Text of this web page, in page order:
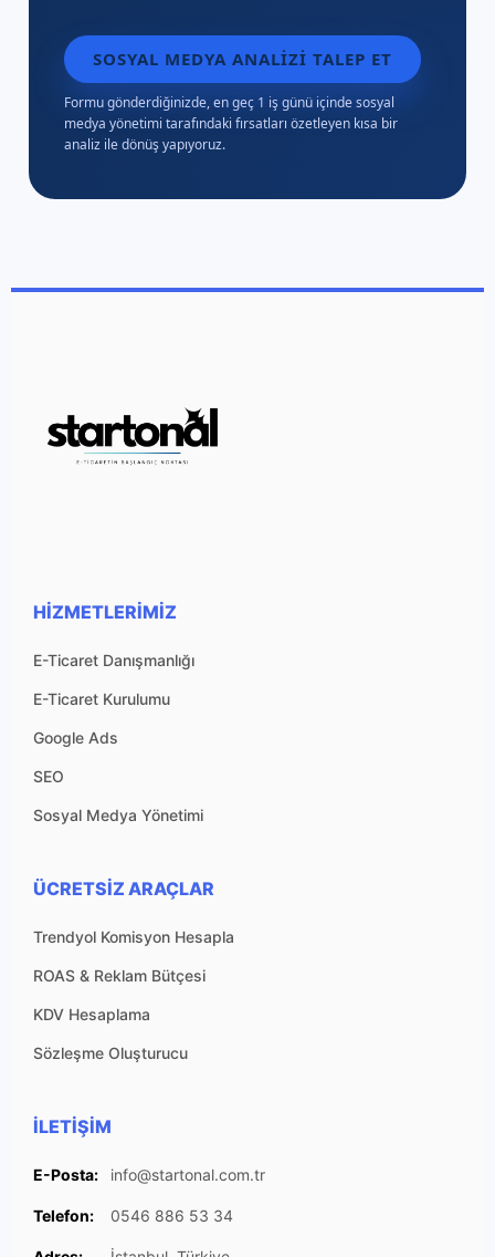
SOSYAL MEDYA ANALIZI TALEP ET
Formu gönderdiğinizde, en geç 1 iş günü içinde sosyal
medya yönetimi tarafındaki fırsatları özetleyen kısa bir
analiz ile dönüş yapıyoruz.
HIZMETLERIMIZ
E-Ticaret Danışmanlığı
E-Ticaret Kurulumu
Google Ads
SEO
Sosyal Medya Yönetimi
ÜCRETSIZ ARAÇLAR
Trendyol Komisyon Hesapla
ROAS & Reklam Bütçesi
KDV Hesaplama
Sözleşme Oluşturucu
İLETIŞIM
E-Posta: info@startonal.com.tr
Telefon: 0546 886 53 34